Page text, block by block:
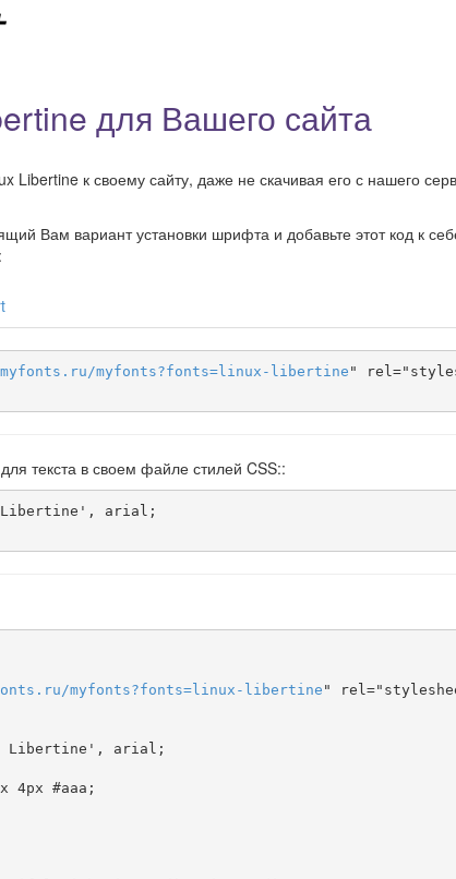
для Вашего сайта
к своему сайту, даже не скачивая его с нашего
Вам вариант установки шрифта и добавьте этот код к
myfonts . ru /myfonts?fonts=linux-libertine "
текста в своем файле стилей CSS::
. ru /myfonts?fonts=linux-libertine "
Libertine', arial;
4px #aaa;